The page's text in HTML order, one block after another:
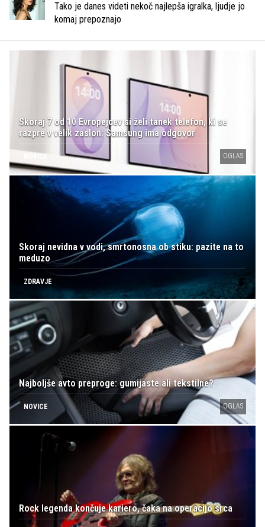
Tako je danes videti nekoč najlepša igralka, ljudje jo
komaj prepoznajo
Skoraj 7 od 10 Evropejcev si želi tanek telefon, ki se
razpre v velik zaslon: Samsung ima odgovor
OGLAS
Skoraj nevidna v vodi, smrtonosna ob stiku: pazite na to
meduzo
ZDRAVJE
Najboljše avto preproge: gumijaste ali tekstilne?
NOVICE OGLAS
Rock legenda končuje kariero, čaka na operacijo srca